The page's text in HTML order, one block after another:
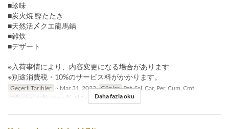
■珍味
■炭火焼 鰹たたき
■天然活〆クエ龍馬鍋
■雑炊
■デザート
※入荷事情により、内容変更になる場合があります
※別途消費税・10%のサービス料がかかります。
Geçerli Tarihler ~ Mar 31, 2023 Günler Pzt, Sal, Çar, Per, Cum, Cmt
Öğünler
Öğle Yemeği, Akşam YemeğiDaha fazla oku